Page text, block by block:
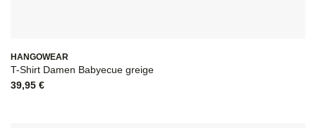
HANGOWEAR
T-Shirt Damen Babyecue greige
39,95 €